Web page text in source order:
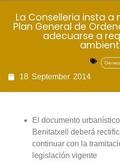
La Conselleria insta
Plan General de
adecuarse a
18 September 2014
El documento
Benitatxell deberá
continuar con la
legislación vigente